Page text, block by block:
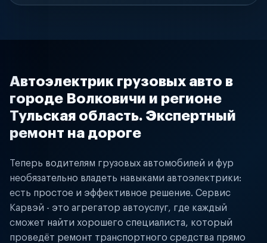
Автоэлектрик грузовых авто в
городе Волковичи и регионе
Тульская область. Экспертный
ремонт на дороге
Теперь водителям грузовых автомобилей и фур
необязательно владеть навыками автоэлектрики:
есть простое и эффективное решение. Сервис
Карвэй - это агрегатор автоуслуг, где каждый
сможет найти хорошего специалиста, который
проведёт ремонт транспортного средства прямо